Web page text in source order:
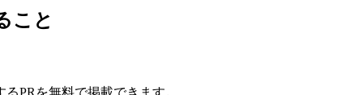
こと